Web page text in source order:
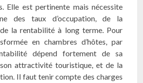
Elle est pertinente mais nécessite
des taux d’occupation, de la
la rentabilité à long terme. Pour
en chambres d’hôtes, par
dépend fortement de sa
attractivité touristique, et de la
Il faut tenir compte des charges